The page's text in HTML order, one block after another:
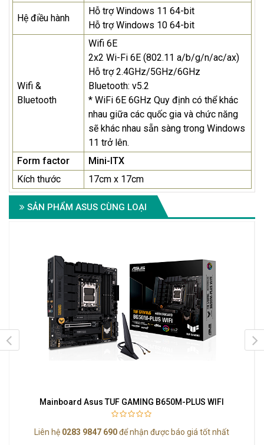
Hệ điều hành
Hỗ trợ Windows 11 64-bit
Hỗ trợ Windows 10 64-bit
Wifi &
Bluetooth
Wifi 6E
2x2 Wi-Fi 6E (802.11 a/b/g/n/ac/ax)
Hỗ trợ 2.4GHz/5GHz/6GHz
Bluetooth: v5.2
* WiFi 6E 6GHz Quy định có thể khác
nhau giữa các quốc gia và chức năng
sẽ khác nhau sẵn sàng trong Windows
11 trở lên.
Form factor
Mini-ITX
Kích thước
17cm x 17cm
SẢN PHẨM ASUS CÙNG LOẠI
Mainboard Asus TUF GAMING B650M-PLUS WIFI
Liên hệ 0283 9847 690để nhận được báo giá tốt nhất